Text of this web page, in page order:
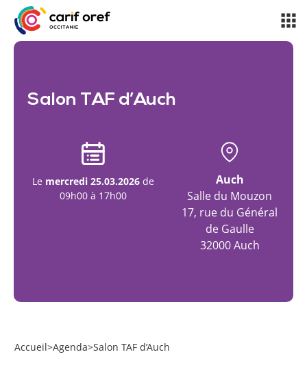
Salon TAF d’Auch
Le mercredi 25.03.2026 de
09h00 à 17h00
Auch
Salle du Mouzon
17, rue du Général
de Gaulle
32000 Auch
Accueil>Agenda>Salon TAF d’Auch